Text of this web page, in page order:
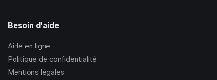
Besoin d'aide
Aide en ligne
Politique de confidentialité
Mentions légales